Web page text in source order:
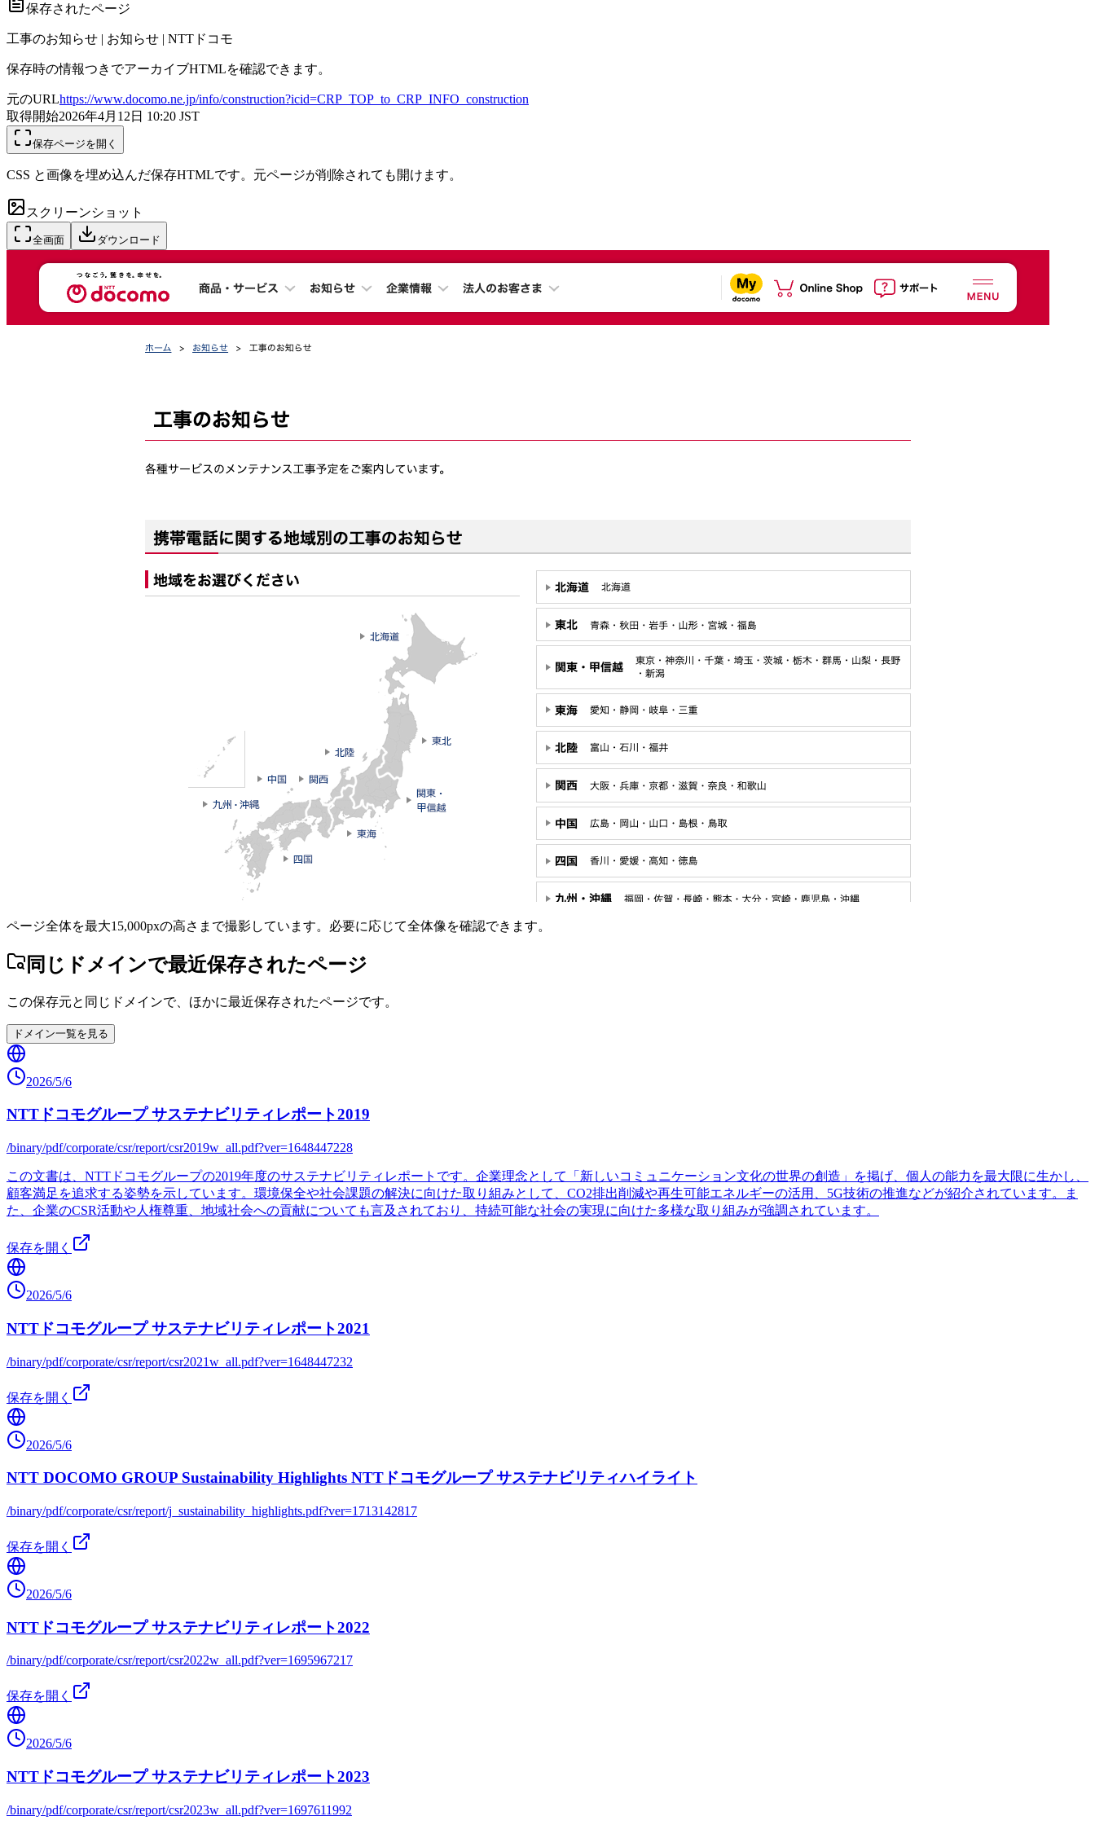
保存されたページ
工事のお知らせ | お知らせ | NTTドコモ
保存時の情報つきでアーカイブHTMLを確認できます。
元のURLhttps://www.docomo.ne.jp/info/construction?icid=CRP_TOP_to_CRP_INFO_construction
取得開始2026年4月12日 10:20 JST
保存ページを開く
CSS と画像を埋め込んだ保存HTMLです。元ページが削除されても開けます。
スクリーンショット
全画面 ダウンロード
ページ全体を最大15,000pxの高さまで撮影しています。必要に応じて全体像を確認できます。
同じドメインで最近保存されたページ
この保存元と同じドメインで、ほかに最近保存されたページです。
ドメイン一覧を見る
2026/5/6
NTTドコモグループ サステナビリティレポート2019
/binary/pdf/corporate/csr/report/csr2019w_all.pdf?ver=1648447228
この文書は、NTTドコモグループの2019年度のサステナビリティレポートです。企業理念として「新しいコミュニケーション文化の世界の創造」を掲げ、個人の能力を最大限に生かし、
顧客満足を追求する姿勢を示しています。環境保全や社会課題の解決に向けた取り組みとして、CO2排出削減や再生可能エネルギーの活用、5G技術の推進などが紹介されています。ま
た、企業のCSR活動や人権尊重、地域社会への貢献についても言及されており、持続可能な社会の実現に向けた多様な取り組みが強調されています。
保存を開く
2026/5/6
NTTドコモグループ サステナビリティレポート2021
/binary/pdf/corporate/csr/report/csr2021w_all.pdf?ver=1648447232
保存を開く
2026/5/6
NTT DOCOMO GROUP Sustainability Highlights NTTドコモグループ サステナビリティハイライト
/binary/pdf/corporate/csr/report/j_sustainability_highlights.pdf?ver=1713142817
保存を開く
2026/5/6
NTTドコモグループ サステナビリティレポート2022
/binary/pdf/corporate/csr/report/csr2022w_all.pdf?ver=1695967217
保存を開く
2026/5/6
NTTドコモグループ サステナビリティレポート2023
/binary/pdf/corporate/csr/report/csr2023w_all.pdf?ver=1697611992